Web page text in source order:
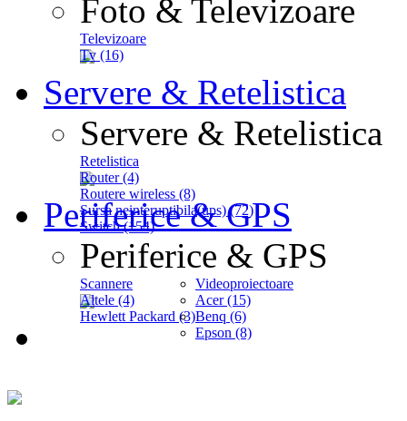
Foto & Televizoare
Televizoare
Tv (16)
Servere & Retelistica
Servere & Retelistica
Retelistica
Router (4)
Routere wireless (8)
Sursa neinteruptibila(ups) (72)
Switch (154)
Periferice & GPS
Periferice & GPS
Scannere
Altele (4)
Hewlett Packard (3)
Videoproiectoare
Acer (15)
Benq (6)
Epson (8)